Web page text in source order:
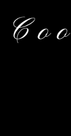
contenido